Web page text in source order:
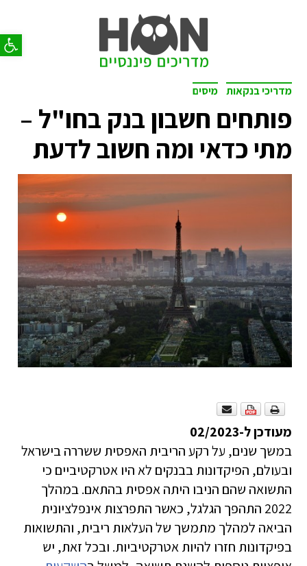
פתח
מדריכי בנקאות מיסים
פותחים חשבון בנק בחו"ל –
מתי כדאי ומה חשוב לדעת
מעודכן ל-02/2023
במשך שנים, על רקע הריבית האפסית ששררה בישראל
ובעולם, הפיקדונות בבנקים לא היו אטרקטיביים כי
התשואה שהם הניבו היתה אפסית בהתאם. במהלך
2022 התהפך הגלגל, כאשר התפרצות אינפלציונית
הביאה למהלך מתמשך של העלאות ריבית, והתשואות
בפיקדונות חזרו להיות אטרקטיביות. ובכל זאת, יש